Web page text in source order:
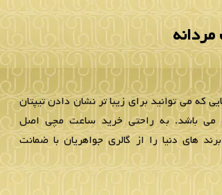
می توانید برای زیبا تر نشان دادن تیپتان
می باشد. به راحتی خرید ساعت مچی اصل
های دنیا را از گالری جواهریان با ضمانت